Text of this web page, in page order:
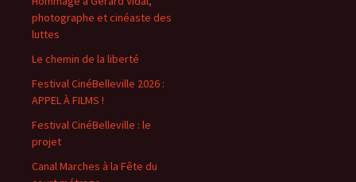
photographe et cinéaste des
luttes
Le chemin de la liberté
Festival CinéBelleville 2026 :
APPEL À FILMS !
Festival CinéBelleville : le
projet
Canal Marches à la Fête du